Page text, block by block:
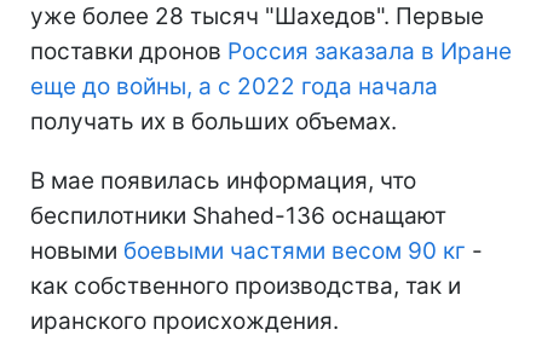
уже более 28 тысяч "Шахедов". Первые
поставки дронов Россия заказала в Иране
еще до войны, а с 2022 года начала
получать их в больших объемах.
В мае появилась информация, что
беспилотники Shahed-136 оснащают
новыми боевыми частями весом 90 кг -
как собственного производства, так и
иранского происхождения.